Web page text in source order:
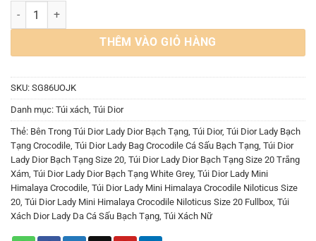
Túi Dior Lady Mini Himalaya Crocodile Niloticus Size 20 số lượng
THÊM VÀO GIỎ HÀNG
SKU: SG86UOJK
Danh mục: Túi xách Túi Dior
Thẻ: Bên Trong Túi Dior Lady Dior Bạch Tạng Túi Dior, Túi Dior Lady Bạch
Tạng Crocodile Túi Dior Lady Bag Crocodile Cá Sấu Bạch Tạng Túi Dior
Lady Dior Bạch Tạng Size 20 Túi Dior Lady Dior Bạch Tạng Size 20 Trắng
Xám Túi Dior Lady Dior Bạch Tạng White Grey, Túi Dior Lady Mini
Himalaya Crocodile Túi Dior Lady Mini Himalaya Crocodile Niloticus Size
20 Túi Dior Lady Mini Himalaya Crocodile Niloticus Size 20 Fullbox Túi
Xách Dior Lady Da Cá Sấu Bạch Tạng Túi Xách Nữ